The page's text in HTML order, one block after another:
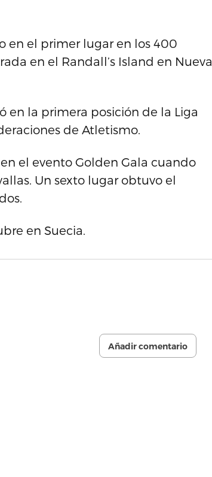
en el primer lugar en los 400
en el Randall’s Island en Nueva
en la primera posición de la Liga
de Atletismo.
el evento Golden Gala cuando
Un sexto lugar obtuvo el
en Suecia.
Añadir comentario